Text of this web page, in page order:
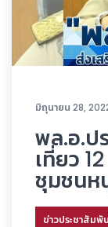
มิถุนายน 28,
พล.อ.ป
เที่ยว
ชุมชนห
ข่าวประชาสัมพั